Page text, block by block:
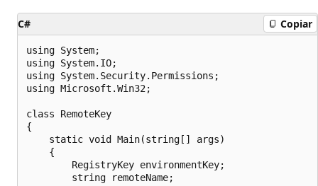
C# Copiar
using System;
using System.IO;
using System.Security.Permissions;
using Microsoft.Win32;
class RemoteKey
{
    static void Main(string[] args)
    {
        RegistryKey environmentKey;
        string remoteName;